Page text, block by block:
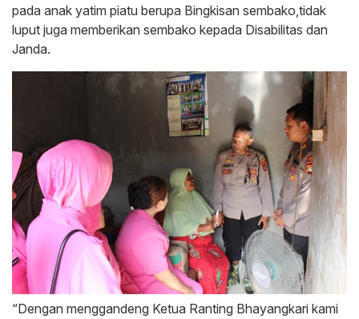
pada anak yatim piatu berupa Bingkisan sembako,tidak
luput juga memberikan sembako kepada Disabilitas dan
Janda.
“Dengan menggandeng Ketua Ranting Bhayangkari kami